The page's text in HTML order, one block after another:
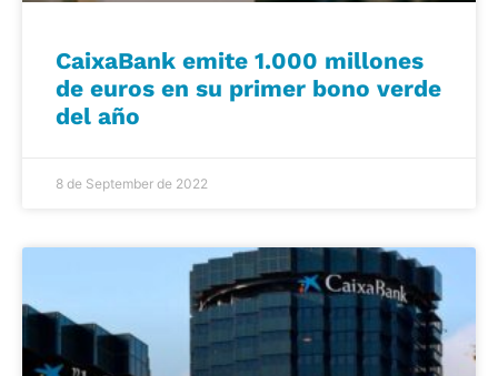
CaixaBank emite 1.000 millones
de euros en su primer bono verde
del año
8 de September de 2022